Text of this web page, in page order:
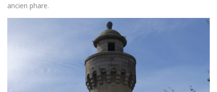
ancien phare.